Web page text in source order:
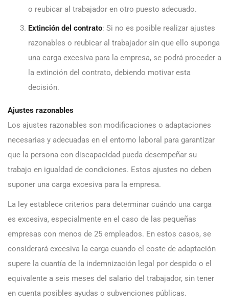
o reubicar al trabajador en otro puesto adecuado.
Extinción del contrato: Si no es posible realizar ajustes
razonables o reubicar al trabajador sin que ello suponga
una carga excesiva para la empresa, se podrá proceder a
la extinción del contrato, debiendo motivar esta
decisión.
Ajustes razonables
Los ajustes razonables son modificaciones o adaptaciones
necesarias y adecuadas en el entorno laboral para garantizar
que la persona con discapacidad pueda desempeñar su
trabajo en igualdad de condiciones. Estos ajustes no deben
suponer una carga excesiva para la empresa.
La ley establece criterios para determinar cuándo una carga
es excesiva, especialmente en el caso de las pequeñas
empresas con menos de 25 empleados. En estos casos, se
considerará excesiva la carga cuando el coste de adaptación
supere la cuantía de la indemnización legal por despido o el
equivalente a seis meses del salario del trabajador, sin tener
en cuenta posibles ayudas o subvenciones públicas.